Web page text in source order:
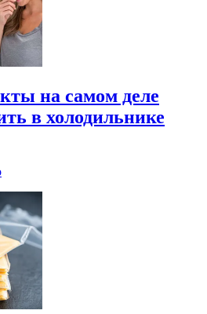
на самом деле
в холодильнике